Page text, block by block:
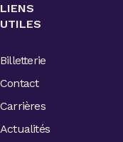
LIENS
UTILES
Billetterie
Contact
Carrières
Actualités